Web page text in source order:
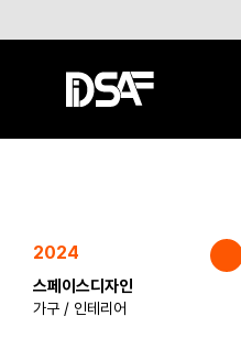
2024
스페이스디자인
가구 / 인테리어